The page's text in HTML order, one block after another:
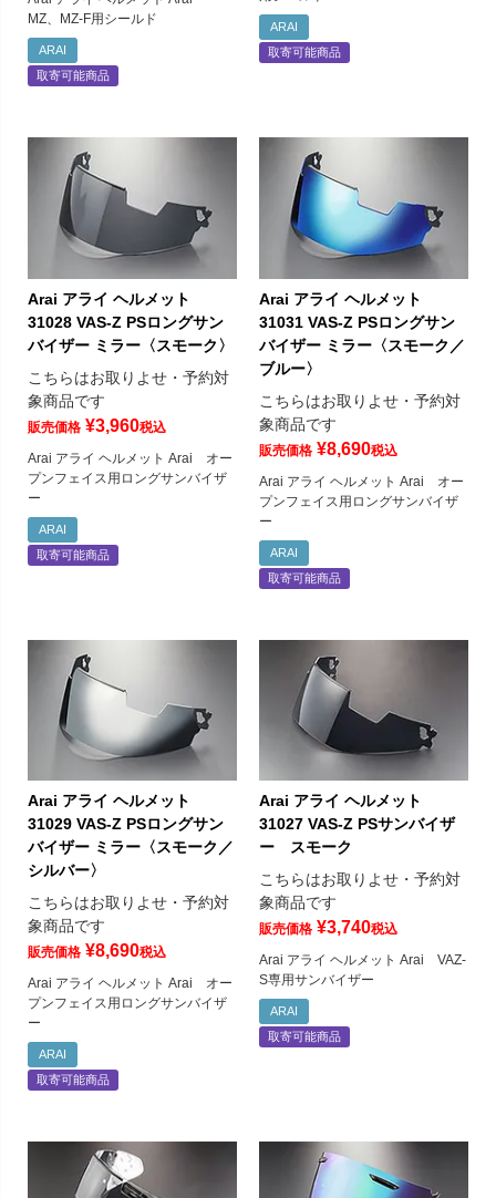
MZ、MZ-F用シールド
ARAI
取寄可能商品
ARAI
取寄可能商品
Arai アライ ヘルメット
31028 VAS-Z PSロングサン
バイザー ミラー〈スモーク〉
こちらはお取りよせ・予約対
象商品です
販売価格 ¥3,960税込
Arai アライ ヘルメット Arai オー
プンフェイス用ロングサンバイザ
ー
ARAI
取寄可能商品
Arai アライ ヘルメット
31031 VAS-Z PSロングサン
バイザー ミラー〈スモーク／
ブルー〉
こちらはお取りよせ・予約対
象商品です
販売価格 ¥8,690税込
Arai アライ ヘルメット Arai オー
プンフェイス用ロングサンバイザ
ー
ARAI
取寄可能商品
Arai アライ ヘルメット
31029 VAS-Z PSロングサン
バイザー ミラー〈スモーク／
シルバー〉
こちらはお取りよせ・予約対
象商品です
販売価格 ¥8,690税込
Arai アライ ヘルメット Arai オー
プンフェイス用ロングサンバイザ
ー
ARAI
取寄可能商品
Arai アライ ヘルメット
31027 VAS-Z PSサンバイザ
ー スモーク
こちらはお取りよせ・予約対
象商品です
販売価格 ¥3,740税込
Arai アライ ヘルメット Arai VAZ-
S専用サンバイザー
ARAI
取寄可能商品